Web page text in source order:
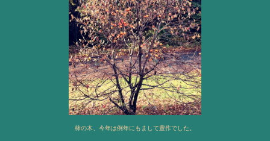
柿の木、今年は例年にもまして豊作でした。